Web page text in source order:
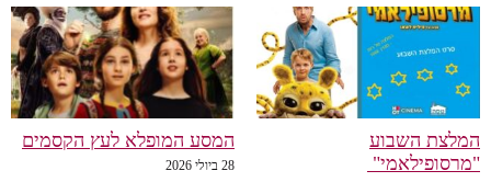
השבוע
המסע המופלא לעץ הקסמים